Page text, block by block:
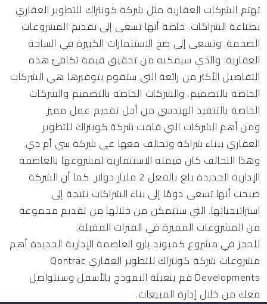
تهتم الشركات العقارية مثل شركة كونتراك للتطوير العقاري
بصناعة الشراكات. خاصة أنها تسعى إلى تقديم المشروعات
الضخمة. وتسعى إلى ضخ الاستثمارات الكبيرة في الساحة
العقارية. والذي سيمكنه من تحقيق قيمة تكافئ هذه
التفاصيل الأكثر من رائعة التي ستقوم بتوفيرها هي الشركات
الخاصة بالتصميم. والشركات الخاصة بالتصميم والشركات
الخاصة بالتنفيذ الهندسي من أجل تقديم عمل مميز.
ومن أهم الشركات التي قامت شركة كونتراك للتطوير
العقاري ببناء شراكة وتحالف معها عي شركة سي أم دي.
وهذا التحالف كان قيمته الاستثمارية لمشروعها بالعاصمة
الإدارية الجديدة بلغ بالفعل 2 مليار دولار. كما أن الشركة
صبحت أنها تسعى دومًا إلى بناء الشراكات نتيجة إلى
استراتيجياتها. التي ستتمكن من خلالها من تقديم مجموعة
من المشروعات المميزة في الفترات المقبلة.
للحجز في مشروع كمبوند يارو العاصمة الإدارية الجديدة أهم
مشروعات شركة كونتراك للتطوير العقاري Qontrac
Developments قم بتعبئة النموذج بالأسفل وسنتواصل
معك من خلال إدارة المبيعات.